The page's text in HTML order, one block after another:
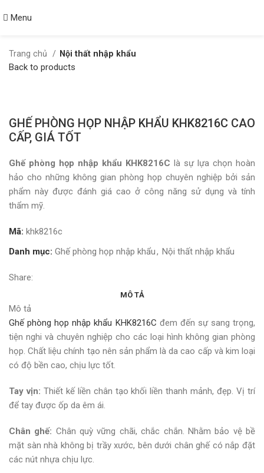
Menu
Trang chủ Nội thất nhập khẩu
Back to products
GHẾ PHÒNG HỌP NHẬP KHẨU KHK8216C CAO
CẤP, GIÁ TỐT
Ghế phòng họp nhập khẩu KHK8216C là sự lựa chọn hoàn
hảo cho những không gian phòng họp chuyên nghiệp bởi sản
phẩm này được đánh giá cao ở công năng sử dụng và tính
thẩm mỹ.
Mã: khk8216c
Danh mục: Ghế phòng họp nhập khẩu, Nội thất nhập khẩu
Share:
MÔ TẢ
Mô tả
Ghế phòng họp nhập khẩu KHK8216C đem đến sự sang trọng,
tiện nghi và chuyên nghiệp cho các loại hình không gian phòng
họp. Chất liệu chính tạo nên sản phẩm là da cao cấp và kim loại
có độ bền cao, chịu lực tốt.
Tay vịn: Thiết kế liền chân tạo khối liền thanh mảnh, đẹp. Vị trí
để tay được ốp da êm ái.
Chân ghế: Chân quỳ vững chãi, chắc chắn. Nhằm bảo vệ bề
mặt sàn nhà không bị trầy xước, bên dưới chân ghế có nắp đặt
các nút nhựa chịu lực.